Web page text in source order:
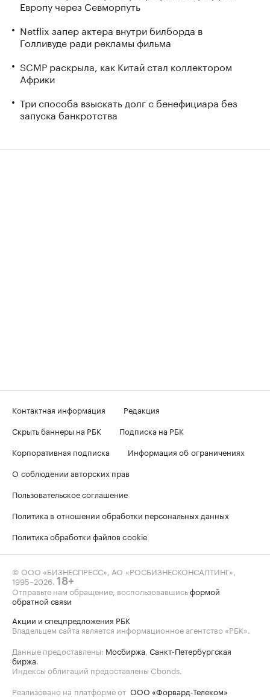
Европу через Севморпуть
Netflix запер актера внутри билборда в
Голливуде ради рекламы фильма
SCMP раскрыла, как Китай стал коллектором
Африки
Три способа взыскать долг с бенефициара без
запуска банкротства
Контактная информация
Редакция
Скрыть баннеры на РБК
Подписка на РБК
Корпоративная подписка
Информация об ограничениях
О соблюдении авторских прав
Пользовательское соглашение
Политика в отношении обработки персональных данных
Политика обработки файлов cookie
© ООО «БИЗНЕСПРЕСС», АО «РОСБИЗНЕСКОНСАЛТИНГ»,
1995–2026 18+
Отправьте нам обращение, воспользовавшисьформой
обратной связи
Акции и спецпредложения РБК
Владельцем сайта является информационное агентство «РБК».
Данные предоставлены: Мосбиржа Санкт-Петербургская
биржа
Индексы облигаций предоставлены Cbonds.
Реализовано на платформе от ООО «Форвард-Телеком»